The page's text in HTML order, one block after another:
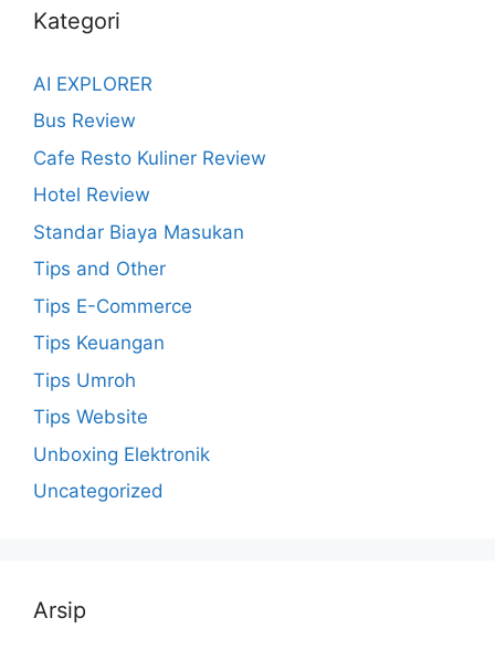
Kategori
AI EXPLORER
Bus Review
Cafe Resto Kuliner Review
Hotel Review
Standar Biaya Masukan
Tips and Other
Tips E-Commerce
Tips Keuangan
Tips Umroh
Tips Website
Unboxing Elektronik
Uncategorized
Arsip